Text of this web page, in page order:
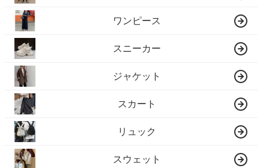
ワンピース
スニーカー
ジャケット
スカート
リュック
スウェット